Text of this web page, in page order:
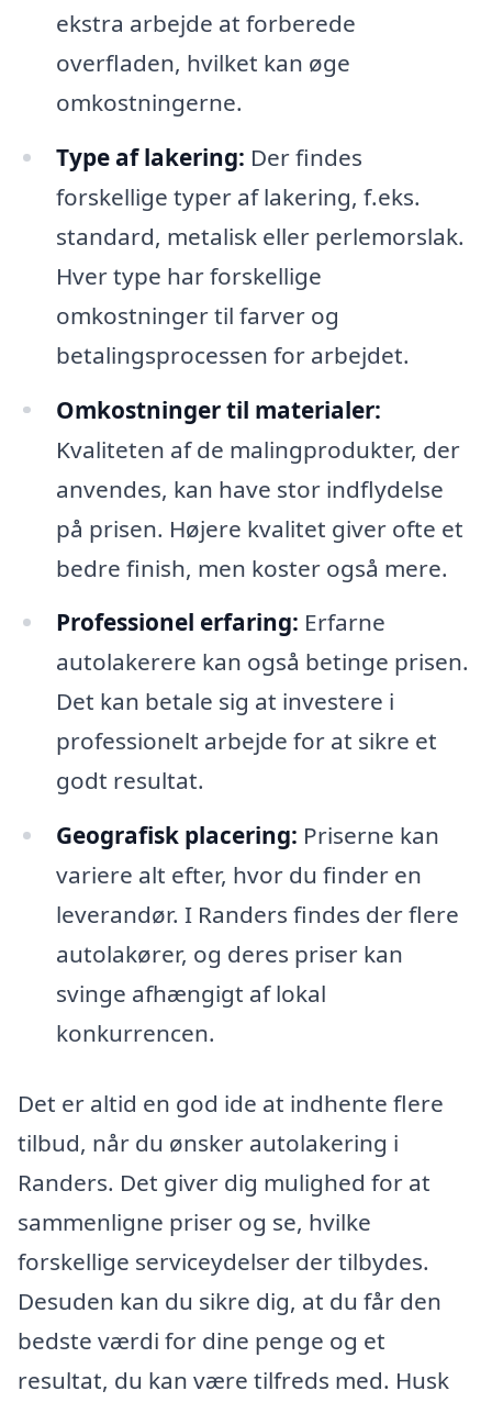
ekstra arbejde at forberede
overfladen, hvilket kan øge
omkostningerne.
Type af lakering: Der findes
forskellige typer af lakering, f.eks.
standard, metalisk eller perlemorslak.
Hver type har forskellige
omkostninger til farver og
betalingsprocessen for arbejdet.
Omkostninger til materialer:
Kvaliteten af de malingprodukter, der
anvendes, kan have stor indflydelse
på prisen. Højere kvalitet giver ofte et
bedre finish, men koster også mere.
Professionel erfaring: Erfarne
autolakerere kan også betinge prisen.
Det kan betale sig at investere i
professionelt arbejde for at sikre et
godt resultat.
Geografisk placering: Priserne kan
variere alt efter, hvor du finder en
leverandør. I Randers findes der flere
autolakører, og deres priser kan
svinge afhængigt af lokal
konkurrencen.
Det er altid en god ide at indhente flere
tilbud, når du ønsker autolakering i
Randers. Det giver dig mulighed for at
sammenligne priser og se, hvilke
forskellige serviceydelser der tilbydes.
Desuden kan du sikre dig, at du får den
bedste værdi for dine penge og et
resultat, du kan være tilfreds med. Husk